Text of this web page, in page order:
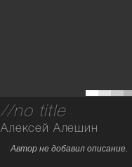
//no title
Алексей Алешин
Автор не добавил описание.